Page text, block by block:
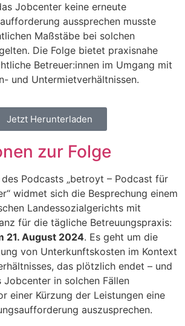
Jobcenter keine erneute
aussprechen musste
Maßstäbe bei solchen
Die Folge bietet praxisnahe
Betreuer:innen im Umgang mit
und Untermietverhältnissen.
Jetzt Herunterladen
zur Folge
Podcasts „betroyt – Podcast für
widmet sich die Besprechung einem
Landessozialgerichts mit
für die tägliche Betreuungspraxis:
21. August 2024. Es geht um die
von Unterkunftskosten im Kontext
das plötzlich endet – und
Jobcenter in solchen Fällen
einer Kürzung der Leistungen eine
auszusprechen.